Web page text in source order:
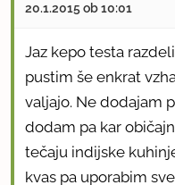
20.1.2015 ob 10:01
Jaz kepo testa
pustim še enkrat
valjajo. Ne dodajam
dodam pa kar
tečaju indijske
kvas pa uporabim